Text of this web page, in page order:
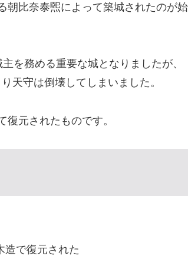
比奈泰煕によって築城されたのが始
を務める重要な城となりましたが、
天守は倒壊してしまいました。
元されたものです。
造で復元された